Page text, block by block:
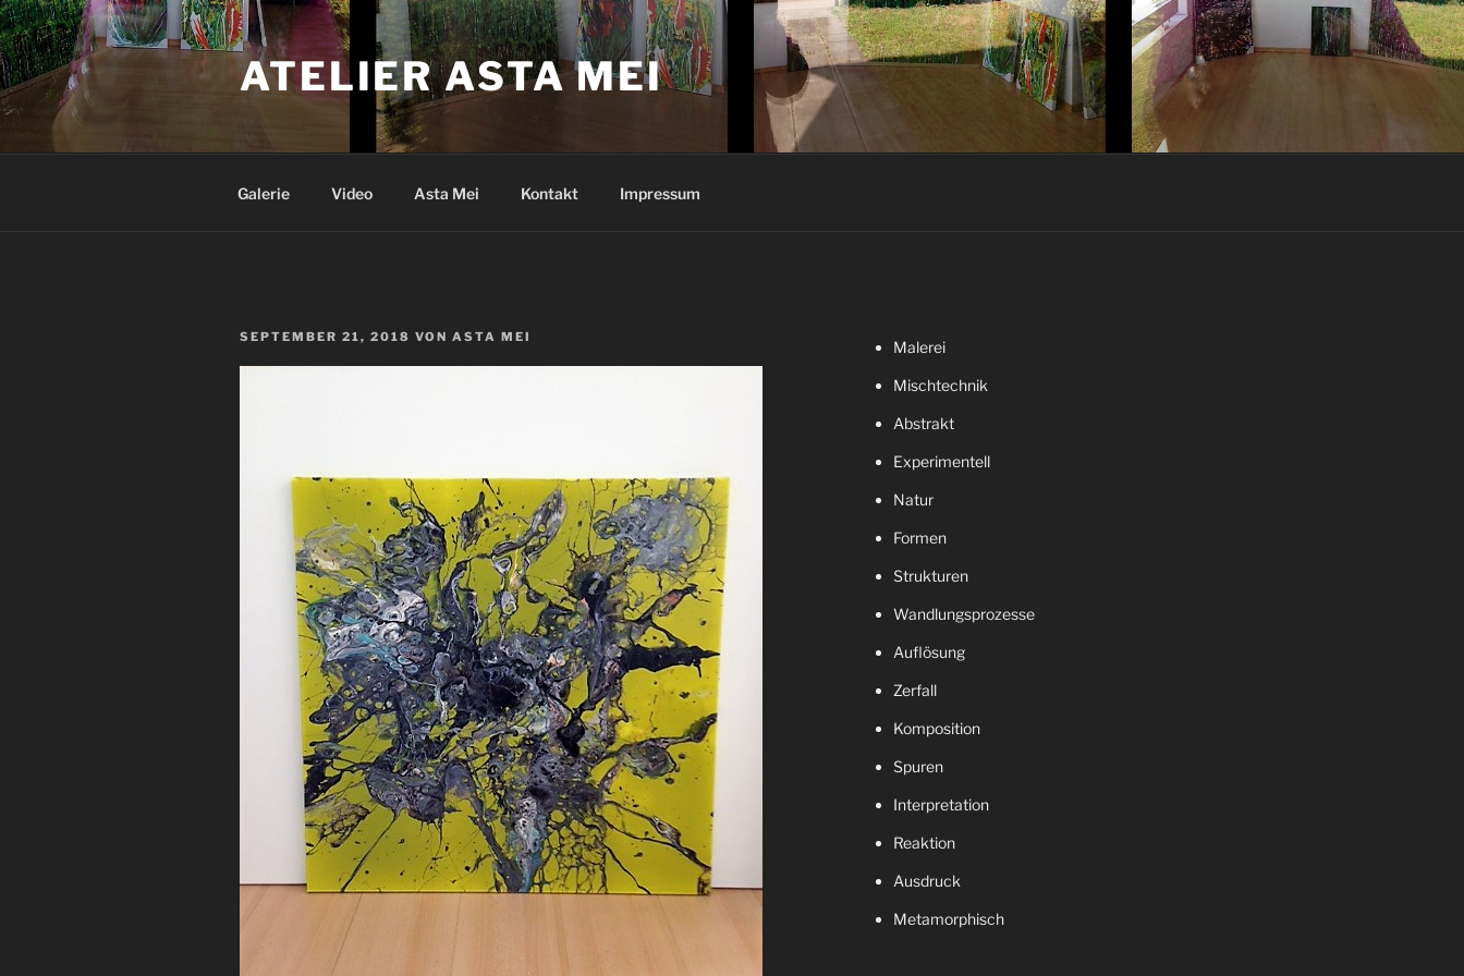
Zum
Inhalt
springen
ATELIER ASTA MEI
Galerie Video Asta Mei Kontakt Impressum
VERÖFFENTLICHT
SEPTEMBER 21, 2018 VON ASTA MEI
Malerei
Mischtechnik
Abstrakt
Experimentell
Natur
Formen
Strukturen
Wandlungsprozesse
Auflösung
Zerfall
Komposition
Spuren
Interpretation
Reaktion
Ausdruck
Metamorphisch